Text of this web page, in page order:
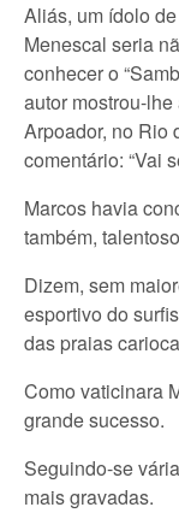
Aliás, um ídolo
Menescal seria
conhecer o
autor mostrou-
Arpoador, no Rio
comentário: “Vai
Marcos havia
também,
Dizem, sem
esportivo do
das praias
Como vaticinara
grande sucesso.
Seguindo-se
mais gravadas.